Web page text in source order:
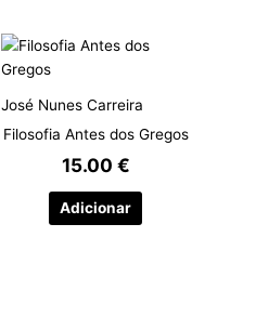
José Nunes Carreira
Filosofia Antes dos Gregos
15.00 €
Adicionar